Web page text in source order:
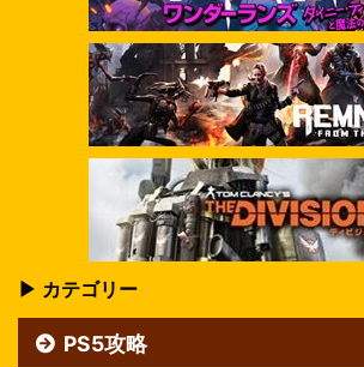
▶ カテゴリー
PS5攻略